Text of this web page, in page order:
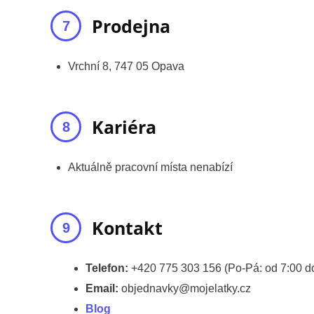
Prodejna
Vrchní 8, 747 05 Opava
Kariéra
Aktuálně pracovní místa nenabízí
Kontakt
Telefon: +420 775 303 156 (Po-Pá: od 7:00
Email: objednavky@mojelatky.cz
Blog